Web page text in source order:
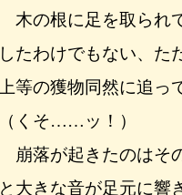
木の根に足を取られ
したわけでもない、た
上等の獲物同然に追っ
（くそ……ッ！）
崩落が起きたのはそ
と大きな音が足元に響